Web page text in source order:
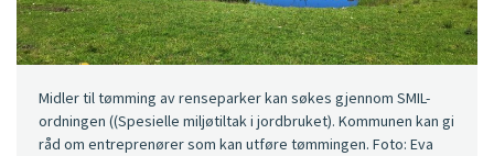
Midler til tømming av renseparker kan søkes gjennom SMIL-
ordningen ((Spesielle miljøtiltak i jordbruket). Kommunen kan gi
råd om entreprenører som kan utføre tømmingen. Foto: Eva